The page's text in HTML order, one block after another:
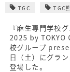
TGC TGC
『麻生専門学校
2025 by TOKYO
校グループ
日（土）にグラ
登場した。